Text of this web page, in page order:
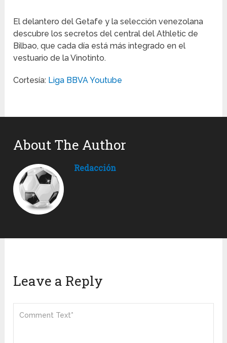
El delantero del Getafe y la selección venezolana
descubre los secretos del central del Athletic de
Bilbao, que cada día está más integrado en el
vestuario de la Vinotinto.
Cortesía: Liga BBVA Youtube
About The Author
Redacción
Leave a Reply